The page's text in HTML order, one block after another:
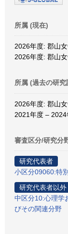
所属 (現在)
2026年度: 郡山
2026年度: 郡山
所属 (過去の研
2026年度: 郡山
2021年度 –
審査区分/研究分
研究代表者
小区分09060:特
研究代表者以外
中区分10:心理学
びその関連分野